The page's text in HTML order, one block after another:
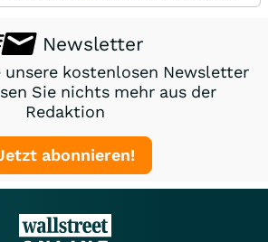
Newsletter
unsere kostenlosen Newsletter
Sie nichts mehr aus der
Redaktion
abonnieren!